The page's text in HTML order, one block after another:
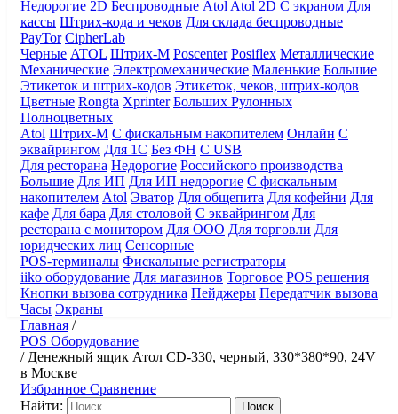
Недорогие 2D Беспроводные Atol Atol 2D С экраном Для
кассы Штрих-кода и чеков Для склада беспроводные
PayTor CipherLab
Черные ATOL Штрих-М Poscenter Posiflex Металлические
Механические Электромеханические Маленькие Большие
Этикеток и штрих-кодов Этикеток, чеков, штрих-кодов
Цветные Rongta Xprinter Больших Рулонных
Полноцветных
Atol Штрих-М С фискальным накопителем Онлайн С
эквайрингом Для 1С Без ФН С USB
Для ресторана Недорогие Российского производства
Большие Для ИП Для ИП недорогие С фискальным
накопителем Atol Эватор Для общепита Для кофейни Для
кафе Для бара Для столовой С эквайрингом Для
ресторана с монитором Для ООО Для торговли Для
юридческих лиц Сенсорные
POS-терминалы Фискальные регистраторы
iiko оборудование Для магазинов Торговое POS решения
Кнопки вызова сотрудника Пейджеры Передатчик вызова
Часы Экраны
Главная /
POS Оборудование
/ Денежный ящик Атол CD-330, черный, 330*380*90, 24V
в Москве
Избранное Сравнение
Найти: